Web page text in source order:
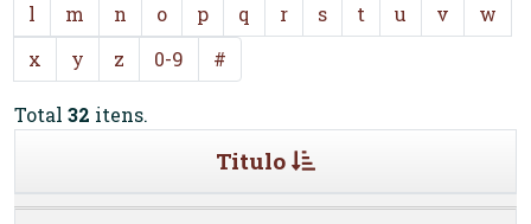
l
m n o p q r s t u v
w
x
y z 0-9 #
Total 32 itens.
Titulo